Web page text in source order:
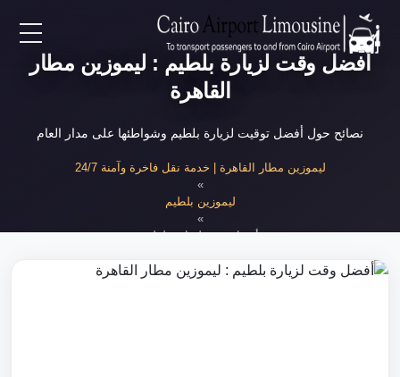
خدمات المطار
نحن
أفضل وقت لزيارة بلطيم : ليموزين مطار
القاهرة
نصائح حول أفضل توقيت لزيارة بلطيم وشواطئها على مدار العام
ليموزين مطار القاهرة | خدمة نقل فاخرة وآمنة 24/7
ليموزين بلطيم
أفضل وقت لزيارة بلطيم